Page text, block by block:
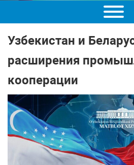
Узбекистан и
расширения
кооперации